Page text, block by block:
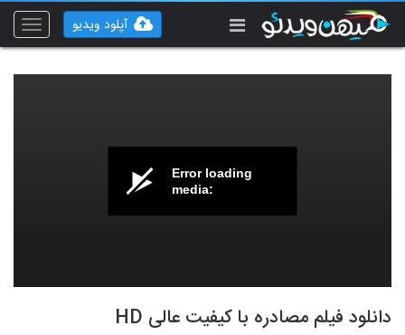
Toggle
آپلود ویدیو
Error loading
media:
دانلود فیلم مصادره با کیفیت عالی HD